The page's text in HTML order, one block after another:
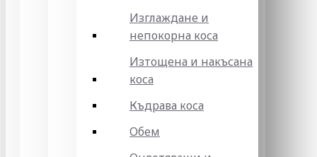
Изглаждане и
непокорна коса
Изтощена и накъсана
коса
Къдрава коса
Обем